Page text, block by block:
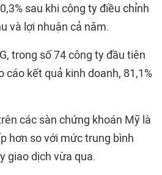
sau khi công ty điều chỉnh
và lợi nhuận cả năm.
trong số 74 công ty đầu tiên
cáo kết quả kinh doanh, 81,1%
các sàn chứng khoán Mỹ là
hơn so với mức trung bình
giao dịch vừa qua.